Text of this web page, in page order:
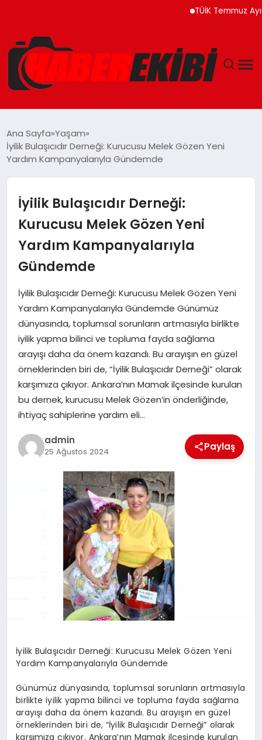
TÜİK Temmuz Ayında
GÜNCEL
EKONOMI
MAGAZIN
SPOR
TEKNOLOJI
YAŞAM
Ana Sayfa Yaşam
İyilik Bulaşıcıdır Derneği: Kurucusu Melek Gözen Yeni
Yardım Kampanyalarıyla Gündemde
İyilik Bulaşıcıdır Derneği:
Kurucusu Melek Gözen Yeni
Yardım Kampanyalarıyla
Gündemde
İyilik Bulaşıcıdır Derneği: Kurucusu Melek Gözen Yeni
Yardım Kampanyalarıyla Gündemde Günümüz
dünyasında, toplumsal sorunların artmasıyla birlikte
iyilik yapma bilinci ve topluma fayda sağlama
arayışı daha da önem kazandı. Bu arayışın en güzel
örneklerinden biri de, “İyilik Bulaşıcıdır Derneği” olarak
karşımıza çıkıyor. Ankara’nın Mamak ilçesinde kurulan
bu dernek, kurucusu Melek Gözen’in önderliğinde,
ihtiyaç sahiplerine yardım eli…
admin
25 Ağustos 2024 Paylaş
İyilik Bulaşıcıdır Derneği: Kurucusu Melek Gözen Yeni
Yardım Kampanyalarıyla Gündemde
Günümüz dünyasında, toplumsal sorunların artmasıyla
birlikte iyilik yapma bilinci ve topluma fayda sağlama
arayışı daha da önem kazandı. Bu arayışın en güzel
örneklerinden biri de, “İyilik Bulaşıcıdır Derneği” olarak
karşımıza çıkıyor. Ankara’nın Mamak ilçesinde kurulan